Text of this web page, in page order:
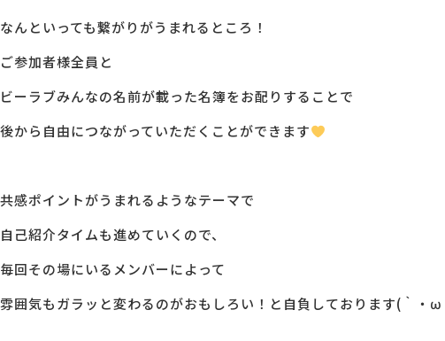
なんといっても繋がりがうまれるところ！
ご参加者様全員と
ビーラブみんなの名前が載った名簿をお配りすることで
後から自由につながっていただくことができます
共感ポイントがうまれるようなテーマで
自己紹介タイムも進めていくので、
毎回その場にいるメンバーによって
雰囲気もガラッと変わるのがおもしろい！と自負しております(｀・